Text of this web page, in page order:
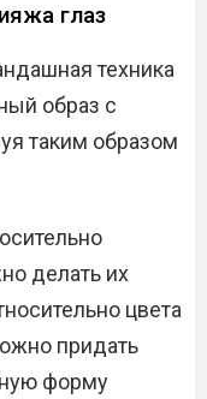
глаз
техника
образ с
таким образом
делать их
цвета
придать
форму